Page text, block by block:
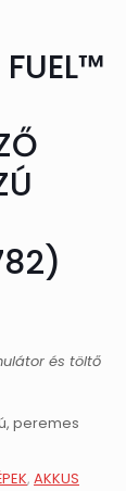
és töltő
peremes
, AKKUS